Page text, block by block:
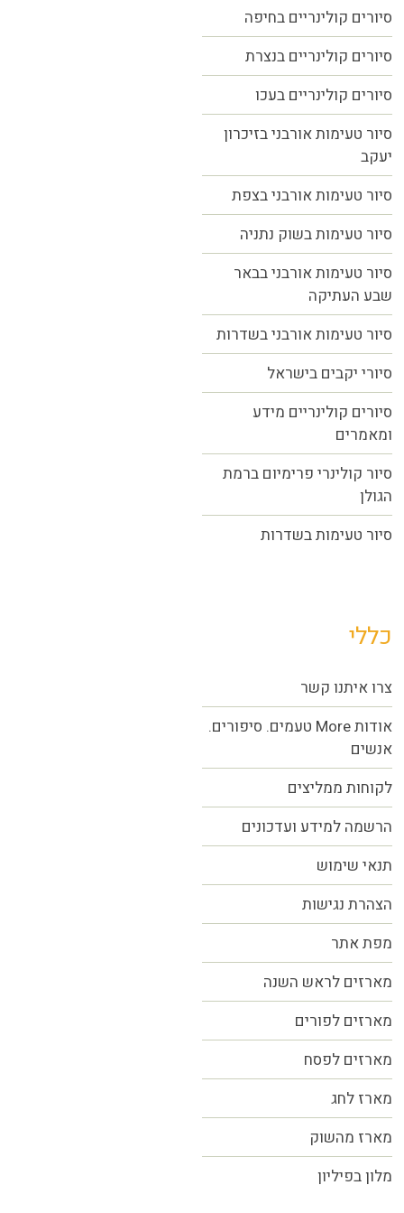
סיורים קולינריים בחיפה
סיורים קולינריים בנצרת
סיורים קולינריים בעכו
סיור טעימות אורבני בזיכרון
יעקב
סיור טעימות אורבני בצפת
סיור טעימות בשוק נתניה
סיור טעימות אורבני בבאר
שבע העתיקה
סיור טעימות אורבני בשדרות
סיורי יקבים בישראל
סיורים קולינריים מידע
ומאמרים
סיור קולינרי פרימיום ברמת
הגולן
סיור טעימות בשדרות
כללי
צרו איתנו קשר
אודות More טעמים. סיפורים.
אנשים
לקוחות ממליצים
הרשמה למידע ועדכונים
תנאי שימוש
הצהרת נגישות
מפת אתר
מארזים לראש השנה
מארזים לפורים
מארזים לפסח
מארז לחג
מארז מהשוק
מלון בפיליון